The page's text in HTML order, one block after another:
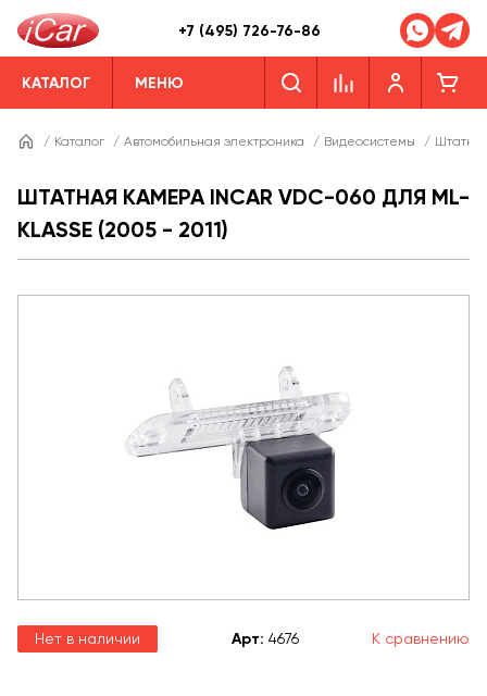
+7 (495) 726-76-86
КАТАЛОГ МЕНЮ
/ Каталог / Автомобильная электроника / Видеосистемы /
ШТАТНАЯ КАМЕРА INCAR VDC-060 ДЛЯ ML-
KLASSE (2005 - 2011)
Нет в наличии Арт: 4676 К сравнению